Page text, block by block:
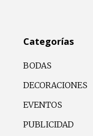
Categorías
BODAS
DECORACIONES
EVENTOS
PUBLICIDAD